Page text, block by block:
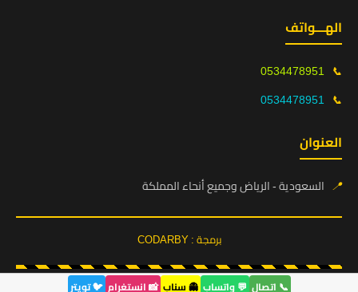
الهـــواتف
📞
0534478951
📞
0534478951
العنوان
📍 السعودية - الرياض وجميع أنحاء المملكة
برمجة : CODARBY
📞 اتصال 💬 واتساب 👻 سناب 📸 انستغرام 🐦 تويتر